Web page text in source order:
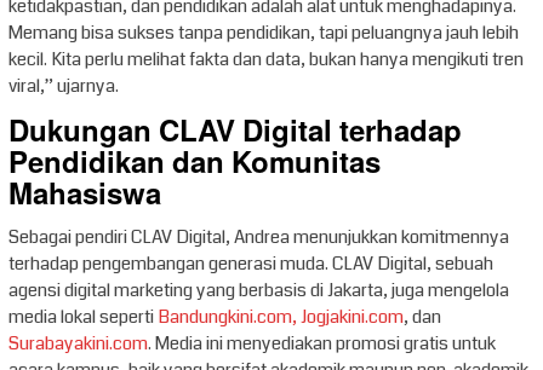
ketidakpastian, dan pendidikan adalah alat untuk menghadapinya.
Memang bisa sukses tanpa pendidikan, tapi peluangnya jauh lebih
kecil. Kita perlu melihat fakta dan data, bukan hanya mengikuti tren
viral,” ujarnya.
Dukungan CLAV Digital terhadap
Pendidikan dan Komunitas
Mahasiswa
Sebagai pendiri CLAV Digital, Andrea menunjukkan komitmennya
terhadap pengembangan generasi muda. CLAV Digital, sebuah
agensi digital marketing yang berbasis di Jakarta, juga mengelola
media lokal sepertiBandungkini.com,Jogjakini.com, dan
Surabayakini.com. Media ini menyediakan promosi gratis untuk